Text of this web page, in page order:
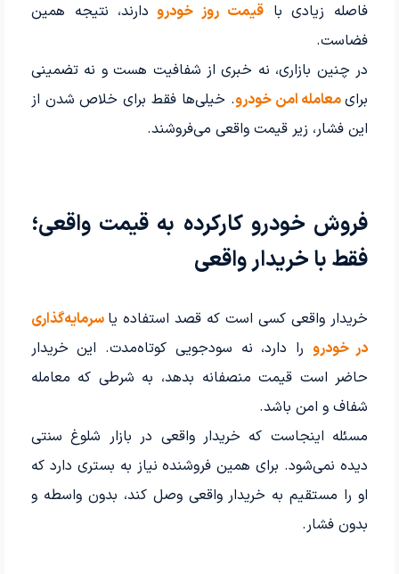
فاصله زیادی باقیمت روز خودرو دارند، نتیجه همین
فضاست.
در چنین بازاری، نه خبری از شفافیت هست و نه تضمینی
برایمعامله امن خودرو. خیلی‌ها فقط برای خلاص شدن از
این فشار، زیر قیمت واقعی می‌فروشند.
فروش خودرو کارکرده به قیمت واقعی؛
فقط با خریدار واقعی
خریدار واقعی کسی است که قصد استفاده یا سرمایه‌گذاری
در خودرو را دارد، نه سودجویی کوتاه‌مدت. این خریدار
حاضر است قیمت منصفانه بدهد، به شرطی که معامله
شفاف و امن باشد.
مسئله اینجاست که خریدار واقعی در بازار شلوغ سنتی
دیده نمی‌شود. برای همین فروشنده نیاز به بستری دارد که
او را مستقیم به خریدار واقعی وصل کند، بدون واسطه و
بدون فشار.